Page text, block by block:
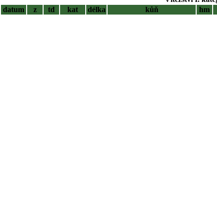
datum
z td kat délka kůň hm